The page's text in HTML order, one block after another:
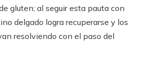
gluten; al seguir esta pauta con
delgado logra recuperarse y los
resolviendo con el paso del